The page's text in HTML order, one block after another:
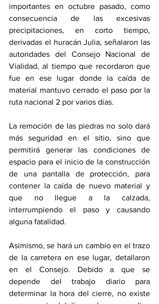
importantes en octubre pasado, como
consecuencia de las excesivas
precipitaciones, en corto tiempo,
derivadas el huracán Julia, señalaron las
autoridades del Consejo Nacional de
Vialidad, al tiempo que recordaron que
fue en ese lugar donde la caída de
material mantuvo cerrado el paso por la
ruta nacional 2 por varios días.
La remoción de las piedras no solo dará
más seguridad en el sitio, sino que
permitirá generar las condiciones de
espacio para el inicio de la construcción
de una pantalla de protección, para
contener la caída de nuevo material y
que no llegue a la calzada,
interrumpiendo el paso y causando
alguna fatalidad.
Asimismo, se hará un cambio en el trazo
de la carretera en ese lugar, detallaron
en el Consejo. Debido a que se
depende del trabajo diario para
determinar la hora del cierre, no existe